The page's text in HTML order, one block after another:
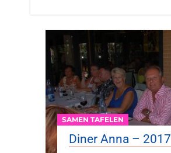
SAMEN TAFELEN
Diner Anna – 2017